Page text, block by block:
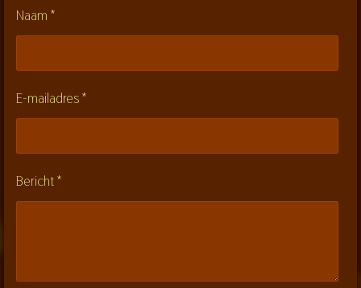
:
t
e
r
e
n
n
Naam *
E-mailadres *
Bericht *